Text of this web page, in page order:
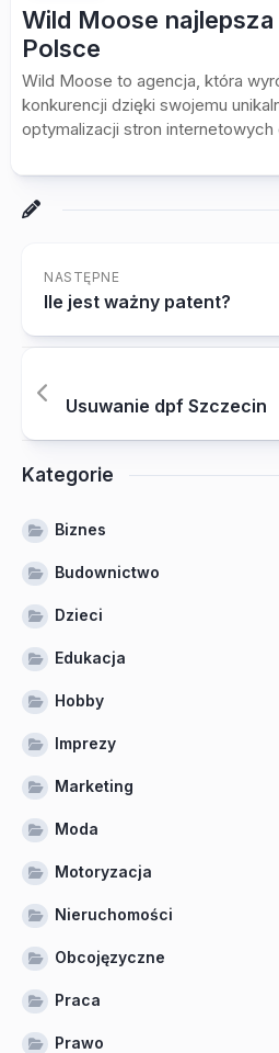
Wild Moose
Polsce
Wild Moose to agencja, która
konkurencji dzięki swojemu
optymalizacji stron internetowych
NASTĘPNE
Ile jest ważny patent?
Usuwanie dpf Szczecin
Kategorie
Biznes
Budownictwo
Dzieci
Edukacja
Hobby
Imprezy
Marketing
Moda
Motoryzacja
Nieruchomości
Obcojęzyczne
Praca
Prawo